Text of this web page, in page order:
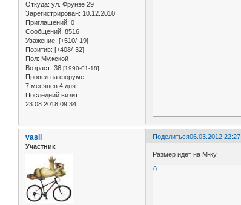
Откуда: ул. Фрунзе 29
Зарегистрирован: 10.12.2010
Приглашений: 0
Сообщений: 8516
Уважение: [+510/-19]
Позитив: [+408/-32]
Пол: Мужской
Возраст: 36 [1990-01-18]
Провел на форуме:
7 месяцев 4 дня
Последний визит:
23.08.2018 09:34
Поделиться06.03.2012 22:27
vasil
Участник
Размер идет на М-ку.
0